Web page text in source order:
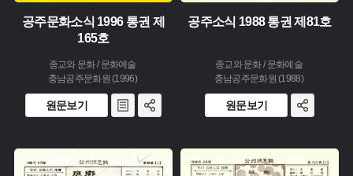
공주문화소식 1996 통권 제
165호
종교와 문화 / 문화예술
충남공주문화원 (1996)
원문보기
공주소식 1988 통권 제81호
종교와 문화 / 문화예술
충남공주문화원 (1988)
원문보기